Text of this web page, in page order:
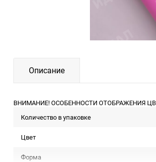
Описание
ВНИМАНИЕ! ОСОБЕННОСТИ ОТОБРАЖЕНИЯ
Количество в упаковке
Цвет
Форма